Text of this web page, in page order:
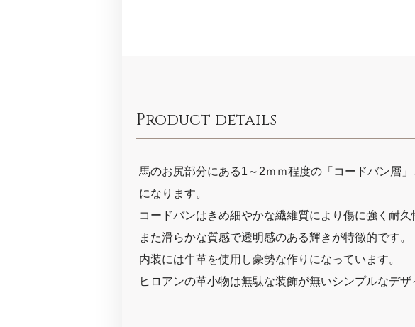
Product details
馬のお尻部分にある1～2ｍｍ程度の「コードバン層
になります。
コードバンはきめ細やかな繊維質により傷に強く耐久
また滑らかな質感で透明感のある輝きが特徴的です。
内装には牛革を使用し豪勢な作りになっています。
ヒロアンの革小物は無駄な装飾が無いシンプルなデ